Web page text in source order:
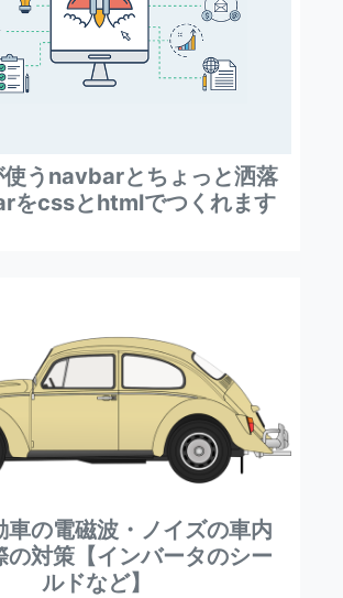
使うnavbarとちょっと洒落
をcssとhtmlでつくれます
車の電磁波・ノイズの車内
の対策【インバータのシー
ルドなど】